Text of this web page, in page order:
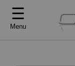
☰
Menu